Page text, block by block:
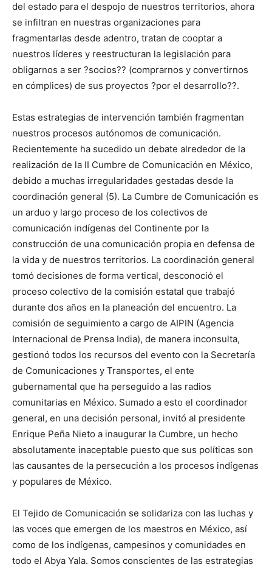
del estado para el despojo de nuestros territorios, ahora
se infiltran en nuestras organizaciones para
fragmentarlas desde adentro, tratan de cooptar a
nuestros líderes y reestructuran la legislación para
obligarnos a ser ?socios?? (comprarnos y convertirnos
en cómplices) de sus proyectos ?por el desarrollo??.
Estas estrategias de intervención también fragmentan
nuestros procesos autónomos de comunicación.
Recientemente ha sucedido un debate alrededor de la
realización de la II Cumbre de Comunicación en México,
debido a muchas irregularidades gestadas desde la
coordinación general (5). La Cumbre de Comunicación es
un arduo y largo proceso de los colectivos de
comunicación indígenas del Continente por la
construcción de una comunicación propia en defensa de
la vida y de nuestros territorios. La coordinación general
tomó decisiones de forma vertical, desconoció el
proceso colectivo de la comisión estatal que trabajó
durante dos años en la planeación del encuentro. La
comisión de seguimiento a cargo de AIPIN (Agencia
Internacional de Prensa India), de manera inconsulta,
gestionó todos los recursos del evento con la Secretaría
de Comunicaciones y Transportes, el ente
gubernamental que ha perseguido a las radios
comunitarias en México. Sumado a esto el coordinador
general, en una decisión personal, invitó al presidente
Enrique Peña Nieto a inaugurar la Cumbre, un hecho
absolutamente inaceptable puesto que sus políticas son
las causantes de la persecución a los procesos indígenas
y populares de México.
El Tejido de Comunicación se solidariza con las luchas y
las voces que emergen de los maestros en México, así
como de los indígenas, campesinos y comunidades en
todo el Abya Yala. Somos conscientes de las estrategias